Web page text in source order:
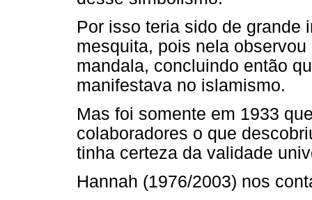
Por isso teria sido de grande
mesquita, pois nela
mandala, concluindo então
manifestava no islamismo.
Mas foi somente em 1933
colaboradores o que
tinha certeza da validade
Hannah (1976/2003) nos